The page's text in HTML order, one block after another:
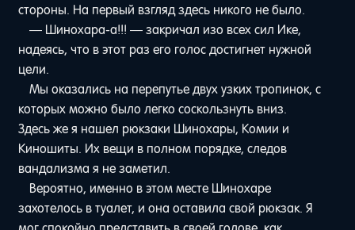
стороны. На первый взгляд здесь никого не было.
— Шинохара-а!!! — закричал изо всех сил Ике,
надеясь, что в этот раз его голос достигнет нужной
цели.
Мы оказались на перепутье двух узких тропинок, с
которых можно было легко соскользнуть вниз.
Здесь же я нашел рюкзаки Шинохары, Комии и
Киношиты. Их вещи в полном порядке, следов
вандализма я не заметил.
Вероятно, именно в этом месте Шинохаре
захотелось в туалет, и она оставила свой рюкзак. Я